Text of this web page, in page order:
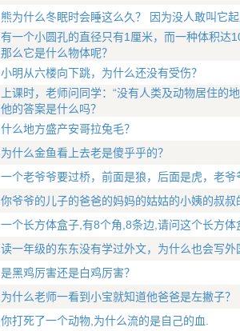
熊为什么冬眠时会睡这么久？ 因为没人敢叫它
有一个小圆孔的直径只有1厘米，而一种体积达
那么它是什么物体呢？
小明从六楼向下跳，为什么还没有受伤？
上课时，老师问同学：“没有人类及动物居住的
他的答案是什么吗？
什么地方盛产安哥拉兔毛？
为什么金鱼看上去老是傻乎乎的？
一个老爷爷要过桥，前面是狼，后面是虎，老爷
你爷爷的儿子的爸爸的妈妈的姑姑的小姨的叔
一个长方体盒子,有8个角,8条边,请问这个长方
读一年级的东东没有学过外文，为什么也会写外
是黑鸡厉害还是白鸡厉害？
为什么老师一看到小宝就知道他爸爸是左撇子？
你打死了一个动物,为什么流的是自己的血.